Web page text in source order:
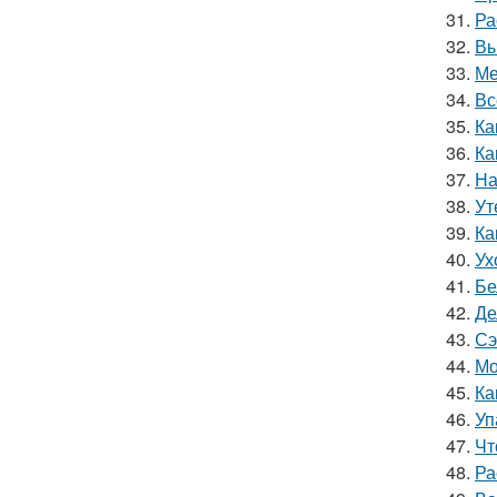
31.
32.
33.
34.
35.
36.
37.
38.
39.
40.
41.
42.
43.
44.
45.
46.
47.
48.